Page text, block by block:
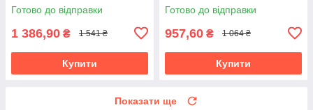
Готово до відправки
1 386,90 ₴ 1 541 ₴
Купити
Готово до відправки
957,60 ₴ 1 064 ₴
Купити
Показати ще